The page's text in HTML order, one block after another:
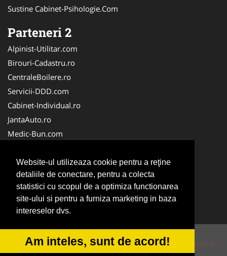
Website-ul utilizeaza cookie pentru a reţine
detaliile de conectare, pentru a colecta
statistici cu scopul de a optimiza functionarea
site-ului si pentru a furniza marketing in baza
intereselor dvs.
Am inteles, sunt de acord!
Sustine Cabinet-Psihologie.Com
Parteneri 2
Alpinist-Utilitar.com
Birouri-Cadastru.ro
CentraleBoilere.ro
Servicii-DDD.com
Cabinet-Individual.ro
JantaAuto.ro
Medic-Bun.com
Apicultorul.com
CentruInchirieri.ro
Oftalmologul.ro
Stomatologul.com
© 2014-2026 Powered byVilonMedia&Tokaido Consult/a>